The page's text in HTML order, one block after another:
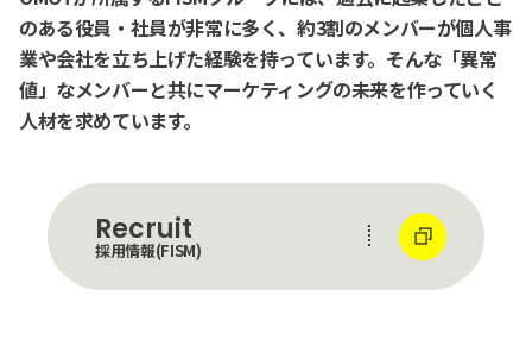
のある役員・社員が非常に多く、約3割のメンバーが個人事
業や会社を立ち上げた経験を持っています。そんな「異常
値」なメンバーと共にマーケティングの未来を作っていく
人材を求めています。
Recruit
採用情報(FISM)